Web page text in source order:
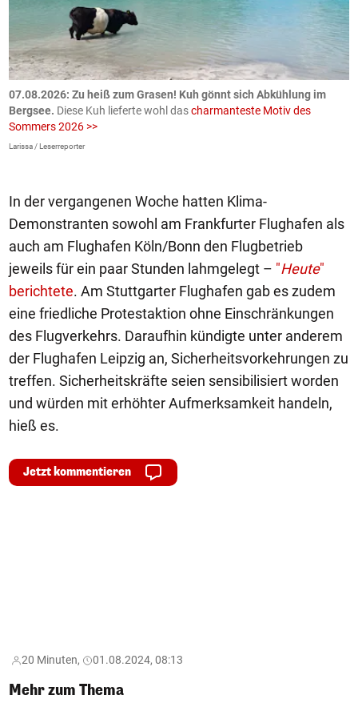
07.08.2026: Zu heiß zum Grasen! Kuh gönnt sich Abkühlung im
Bergsee. Diese Kuh lieferte wohl dascharmanteste Motiv des
Sommers 2026 >>
Larissa / Leserreporter
In der vergangenen Woche hatten Klima-
Demonstranten sowohl am Frankfurter Flughafen als
auch am Flughafen Köln/Bonn den Flugbetrieb
jeweils für ein paar Stunden lahmgelegt – "Heute"
berichtete. Am Stuttgarter Flughafen gab es zudem
eine friedliche Protestaktion ohne Einschränkungen
des Flugverkehrs. Daraufhin kündigte unter anderem
der Flughafen Leipzig an, Sicherheitsvorkehrungen zu
treffen. Sicherheitskräfte seien sensibilisiert worden
und würden mit erhöhter Aufmerksamkeit handeln,
hieß es.
Jetzt kommentieren
20 Minuten, 01.08.2024, 08:13
Mehr zum Thema